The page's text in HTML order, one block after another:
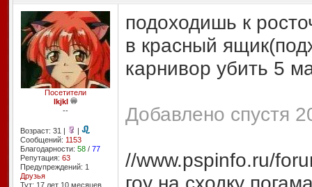
Посетители
lkjkl
--
Возраст: 31 |
|
Сообщений: 1153
Благодарности: 58/ 77
Репутация: 63
Предупреждений: 1
Друзья
Тут: 17 лет 10 месяцев
подоходишь к
в красный
карнивор убить 5
Добавлено спустя
//www.pspinfo.ru/